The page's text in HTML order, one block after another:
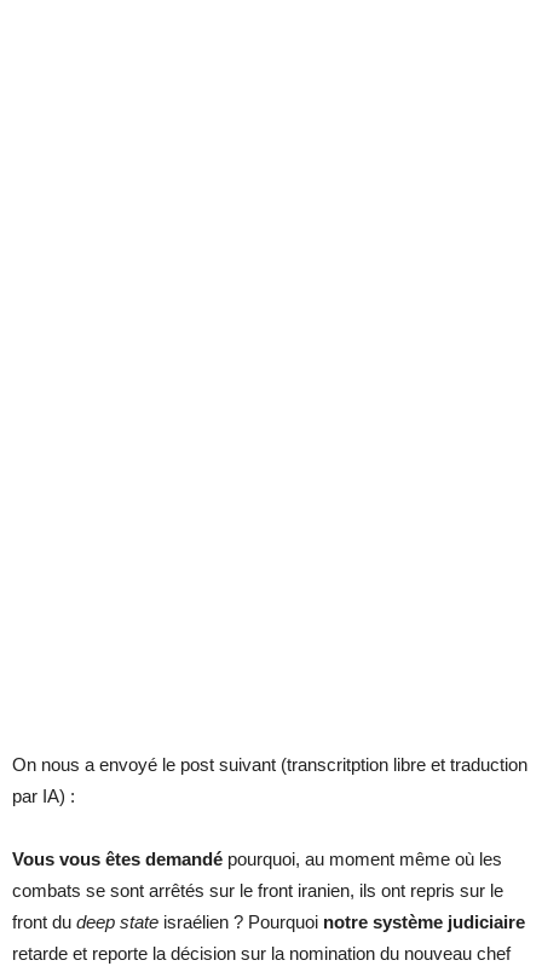
On nous a envoyé le post suivant (transcritption libre et traduction
par IA) :
Vous vous êtes demandé pourquoi, au moment même où les
combats se sont arrêtés sur le front iranien, ils ont repris sur le
front du deep state israélien ? Pourquoi notre système judiciaire
retarde et reporte la décision sur la nomination du nouveau chef